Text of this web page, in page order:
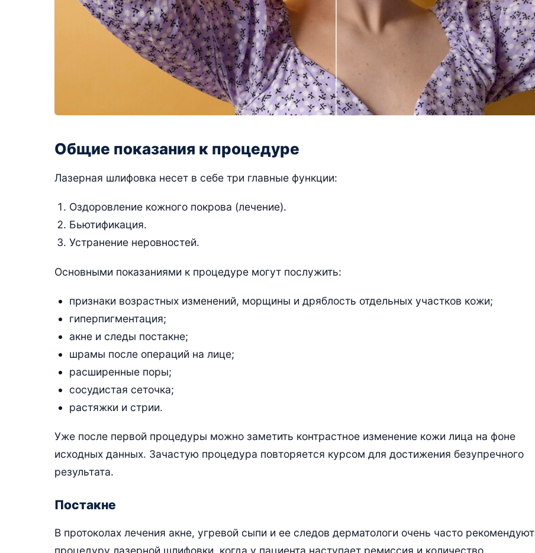
Общие показания к процедуре
Лазерная шлифовка несет в себе три главные функции:
Оздоровление кожного покрова (лечение).
Бьютификация.
Устранение неровностей.
Основными показаниями к процедуре могут послужить:
признаки возрастных изменений, морщины и дряблость отдельных участков кожи;
гиперпигментация;
акне и следы постакне;
шрамы после операций на лице;
расширенные поры;
сосудистая сеточка;
растяжки и стрии.
Уже после первой процедуры можно заметить контрастное изменение кожи лица на фоне
исходных данных. Зачастую процедура повторяется курсом для достижения безупречного
результата.
Постакне
В протоколах лечения акне, угревой сыпи и ее следов дерматологи очень часто рекомендуют
процедуру лазерной шлифовки, когда у пациента наступает ремиссия и количество